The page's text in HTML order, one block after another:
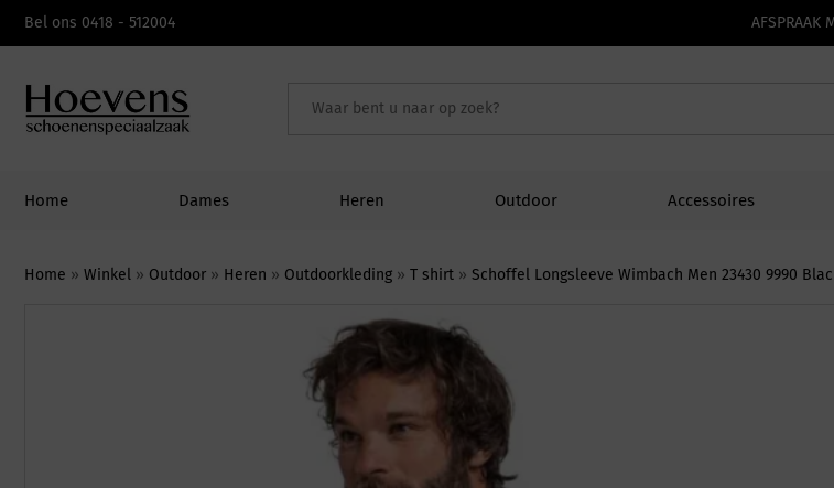
Bel ons 0418 - 512004 AFSPRAAK
Home Dames Heren Outdoor Accessoires
Home » Winkel » Outdoor » Heren » Outdoorkleding » T shirt » Schoffel Longsleeve Wimbach Men 23430 9990